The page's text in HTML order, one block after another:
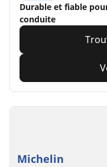
Durable et fiable
conduite
Michelin